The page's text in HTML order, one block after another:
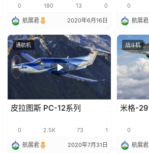
0 180 13 0
航展君 2020年6月16日
0
航展君
通航机
皮拉图斯 PC-12系列
0 2.5K 73 1
航展君 2020年7月31日
战斗机
米格-29
0
航展君